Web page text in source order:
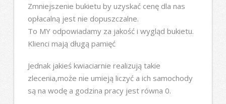
Zmniejszenie bukietu by uzyskać cenę dla nas
opłacalną jest nie dopuszczalne.
To MY odpowiadamy za jakość i wygląd bukietu.
Klienci mają długą pamięć
Jednak jakieś kwiaciarnie realizują takie
zlecenia,może nie umieją liczyć a ich samochody
są na wodę a godzina pracy jest równa 0.